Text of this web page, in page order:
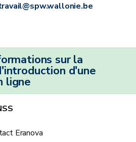
sur la
d'une
ligne
Eranova